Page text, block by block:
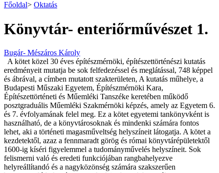
Főoldal> Oktatás
Könyvtár- enteriőrművészet 1.
Bugár- Mészáros Károly
A kötet közel 30 éves építészmérnöki, építészettörténészi kutatás
eredményeit mutatja be sok felfedezéssel és meglátással, 748 képpel
és ábrával, a címben mutatott szakterületen, A kutatás műhelye, a
Budapesti Műszaki Egyetem, Építészmérnöki Kara,
Építészettörténeti és Műemléki Tanszéke keretében működő
posztgraduális Műemléki Szakmérnöki képzés, amely az Egyetem 6.
és 7. évfolyamának felel meg. Ez a kötet egyetemi tankönyvként is
használható, de a könyvtárosoknak és mindenki számára fontos
lehet, aki a történeti magasműveltség helyszíneit látogatja. A kötet a
kezdetektől, azaz a fennmaradt görög és római könyvtárépületektől
1600-ig kíséri figyelemmel a tudományművelés helyszíneit. Sok
felismerni való és eredeti funkciójában rangbahelyezve
helyreállítandó és a nagyközönség számára szakszerűen